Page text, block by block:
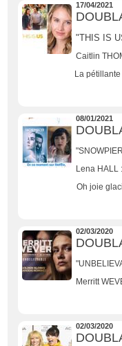
17/04/2021
"THIS IS
Caitlin
La
08/01/2021
Lena HALL
Oh joie
02/03/2020
Merritt
02/03/2020